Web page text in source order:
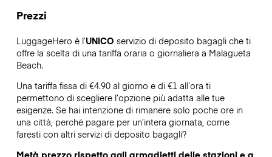
Prezzi
LuggageHero è l’UNICO servizio di deposito bagagli che ti
offre la scelta di una tariffa oraria o giornaliera a Malagueta
Beach.
Una tariffa fissa di €4.90 al giorno e di €1 all’ora ti
permettono di scegliere l’opzione più adatta alle tue
esigenze. Se hai intenzione di rimanere solo poche ore in
una città, perché pagare per un’intera giornata, come
faresti con altri servizi di deposito bagagli?